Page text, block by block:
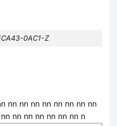
0AC1-Z
nn nn nn nn nn nn nn nn
nn nn nn nn nn nn n